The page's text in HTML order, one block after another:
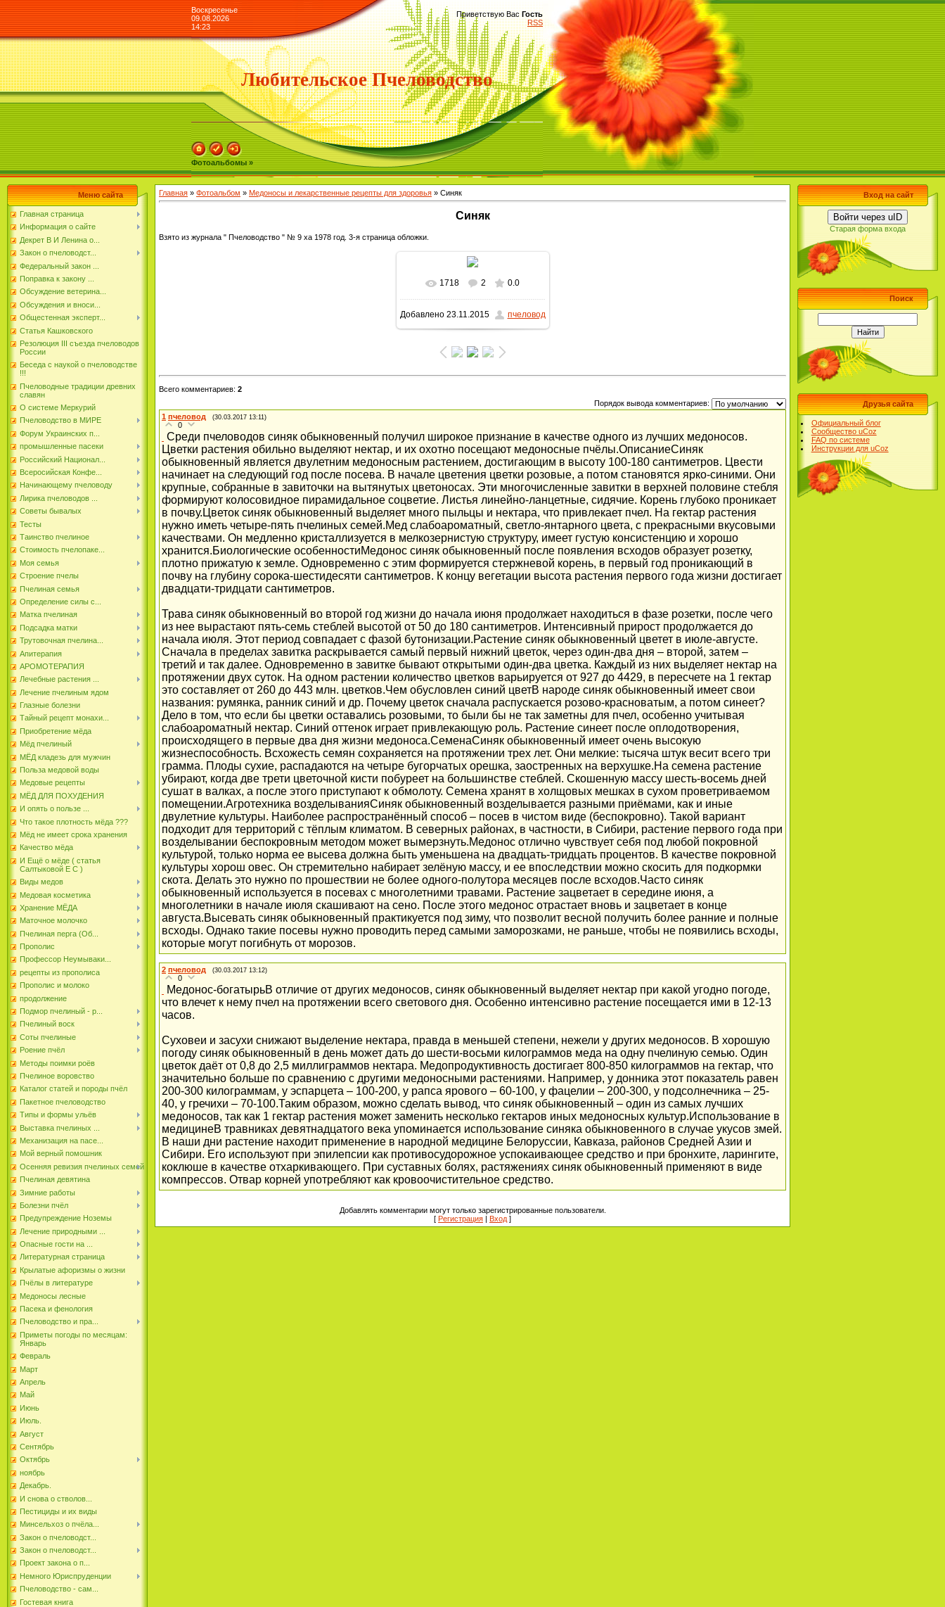
Воскресенье
09.08.2026
14:23
Приветствую Вас Гость
RSS
Любительское Пчеловодство
Фотоальбомы »
Меню сайта
Главная страница
Информация о сайте
Декрет В И Ленина о...
Закон о пчеловодст...
Федеральный закон ...
Поправка к закону ...
Обсуждение ветерина...
Обсуждения и вноси...
Общестенная эксперт...
Статья Кашковского
Резолюция III съезда пчеловодов
России
Беседа с наукой о пчеловодстве
!!!
Пчеловодные традиции древних
славян
О системе Меркурий
Пчеловодство в МИРЕ
Форум Украинских п...
промышленные пасеки
Российский Национал...
Всеросийская Конфе...
Начинающему пчеловоду
Лирика пчеловодов ...
Советы бывалых
Тесты
Таинство пчелиное
Стоимость пчелопаке...
Моя семья
Строение пчелы
Пчелиная семья
Определение силы с...
Матка пчелиная
Подсадка матки
Трутовочная пчелина...
Апитерапия
АРОМОТЕРАПИЯ
Лечебные растения ...
Лечение пчелиным ядом
Глазные болезни
Тайный рецепт монахи...
Приобретение мёда
Мёд пчелиный
МЁД кладезь для мужчин
Польза медовой воды
Медовые рецепты
МЁД ДЛЯ ПОХУДЕНИЯ
И опять о пользе ...
Что такое плотность мёда ???
Мёд не имеет срока хранения
Качество мёда
И Ещё о мёде ( статья
Салтыковой Е С )
Виды медов
Медовая косметика
Хранение МЁДА
Маточное молочко
Пчелиная перга (Об...
Прополис
Профессор Неумываки...
рецепты из прополиса
Прополис и молоко
продолжение
Подмор пчелиный - р...
Пчелиный воск
Соты пчелиные
Роение пчёл
Методы поимки роёв
Пчелиное воровство
Каталог статей и породы пчёл
Пакетное пчеловодство
Типы и формы ульёв
Выставка пчелиных ...
Механизация на пасе...
Мой верный помошник
Осенняя ревизия пчелиных семей
Пчелиная девятина
Зимние работы
Болезни пчёл
Предупреждение Ноземы
Лечение природными ...
Опасные гости на ...
Литературная страница
Крылатые афоризмы о жизни
Пчёлы в литературе
Медоносы лесные
Пасека и фенология
Пчеловодство и пра...
Приметы погоды по месяцам:
Январь
Февраль
Март
Апрель
Май
Июнь
Июль.
Август
Сентябрь
Октябрь
ноябрь
Декабрь.
И снова о стволов...
Пестициды и их виды
Минсельхоз о пчёла...
Закон о пчеловодст...
Закон о пчеловодст...
Проект закона о п...
Немного Юриспруденции
Пчеловодство - сам...
Гостевая книга
Главная » Фотоальбом » Медоносы и лекарственные рецепты для здоровья » Синяк
Синяк
Взято из журнала " Пчеловодство " № 9 ха 1978 год. 3-я страница обложки.
В реальном размере
1270x1600/ 585.9Kb
1718 2 0.0
Добавлено23.11.2015 пчеловод
Всего комментариев: 2
Порядок вывода комментариев:
1 пчеловод (30.03.2017 13:11)
0
Среди пчеловодов синяк обыкновенный получил широкое признание в качестве одного из лучших медоносов.
Цветки растения обильно выделяют нектар, и их охотно посещают медоносные пчёлы.ОписаниеСиняк
обыкновенный является двулетним медоносным растением, достигающим в высоту 100-180 сантиметров. Цвести
начинает на следующий год после посева. В начале цветения цветки розовые, а потом становятся ярко-синими. Они
крупные, собранные в завиточки на вытянутых цветоносах. Эти многочисленные завитки в верхней половине стебля
формируют колосовидное пирамидальное соцветие. Листья линейно-ланцетные, сидячие. Корень глубоко проникает
в почву.Цветок синяк обыкновенный выделяет много пыльцы и нектара, что привлекает пчел. На гектар растения
нужно иметь четыре-пять пчелиных семей.Мед слабоароматный, светло-янтарного цвета, с прекрасными вкусовыми
качествами. Он медленно кристаллизуется в мелкозернистую структуру, имеет густую консистенцию и хорошо
хранится.Биологические особенностиМедонос синяк обыкновенный после появления всходов образует розетку,
плотно прижатую к земле. Одновременно с этим формируется стержневой корень, в первый год проникающий в
почву на глубину сорока-шестидесяти сантиметров. К концу вегетации высота растения первого года жизни достигает
двадцати-тридцати сантиметров.
Трава синяк обыкновенный во второй год жизни до начала июня продолжает находиться в фазе розетки, после чего
из нее вырастают пять-семь стеблей высотой от 50 до 180 сантиметров. Интенсивный прирост продолжается до
начала июля. Этот период совпадает с фазой бутонизации.Растение синяк обыкновенный цветет в июле-августе.
Сначала в пределах завитка раскрывается самый первый нижний цветок, через один-два дня – второй, затем –
третий и так далее. Одновременно в завитке бывают открытыми один-два цветка. Каждый из них выделяет нектар на
протяжении двух суток. На одном растении количество цветков варьируется от 927 до 4429, в пересчете на 1 гектар
это составляет от 260 до 443 млн. цветков.Чем обусловлен синий цветВ народе синяк обыкновенный имеет свои
названия: румянка, ранник синий и др. Почему цветок сначала распускается розово-красноватым, а потом синеет?
Дело в том, что если бы цветки оставались розовыми, то были бы не так заметны для пчел, особенно учитывая
слабоароматный нектар. Синий оттенок играет привлекающую роль. Растение синеет после оплодотворения,
происходящего в первые два дня жизни медоноса.СеменаСиняк обыкновенный имеет очень высокую
жизнеспособность. Всхожесть семян сохраняется на протяжении трех лет. Они мелкие: тысяча штук весит всего три
грамма. Плоды сухие, распадаются на четыре бугорчатых орешка, заостренных на верхушке.На семена растение
убирают, когда две трети цветочной кисти побуреет на большинстве стеблей. Скошенную массу шесть-восемь дней
сушат в валках, а после этого приступают к обмолоту. Семена хранят в холщовых мешках в сухом проветриваемом
помещении.Агротехника возделыванияСиняк обыкновенный возделывается разными приёмами, как и иные
двулетние культуры. Наиболее распространённый способ – посев в чистом виде (беспокровно). Такой вариант
подходит для территорий с тёплым климатом. В северных районах, в частности, в Сибири, растение первого года при
возделывании беспокровным методом может вымерзнуть.Медонос отлично чувствует себя под любой покровной
культурой, только норма ее высева должна быть уменьшена на двадцать-тридцать процентов. В качестве покровной
культуры хорош овес. Он стремительно набирает зелёную массу, и ее впоследствии можно скосить для подкормки
скота. Делать это нужно по прошествии не более одного-полутора месяцев после всходов.Часто синяк
обыкновенный используется в посевах с многолетними травами. Растение зацветает в середине июня, а
многолетники в начале июля скашивают на сено. После этого медонос отрастает вновь и зацветает в конце
августа.Высевать синяк обыкновенный практикуется под зиму, что позволит весной получить более ранние и полные
всходы. Однако такие посевы нужно проводить перед самыми заморозками, не раньше, чтобы не появились всходы,
которые могут погибнуть от морозов.
2 пчеловод (30.03.2017 13:12)
0
Медонос-богатырьВ отличие от других медоносов, синяк обыкновенный выделяет нектар при какой угодно погоде,
что влечет к нему пчел на протяжении всего светового дня. Особенно интенсивно растение посещается ими в 12-13
часов.
Суховеи и засухи снижают выделение нектара, правда в меньшей степени, нежели у других медоносов. В хорошую
погоду синяк обыкновенный в день может дать до шести-восьми килограммов меда на одну пчелиную семью. Один
цветок даёт от 0,8 до 2,5 миллиграммов нектара. Медопродуктивность достигает 800-850 килограммов на гектар, что
значительно больше по сравнению с другими медоносными растениями. Например, у донника этот показатель равен
200-300 килограммам, у эспарцета – 100-200, у рапса ярового – 60-100, у фацелии – 200-300, у подсолнечника – 25-
40, у гречихи – 70-100.Таким образом, можно сделать вывод, что синяк обыкновенный – один из самых лучших
медоносов, так как 1 гектар растения может заменить несколько гектаров иных медоносных культур.Использование в
медицинеВ травниках девятнадцатого века упоминается использование синяка обыкновенного в случае укусов змей.
В наши дни растение находит применение в народной медицине Белоруссии, Кавказа, районов Средней Азии и
Сибири. Его используют при эпилепсии как противосудорожное успокаивающее средство и при бронхите, ларингите,
коклюше в качестве отхаркивающего. При суставных болях, растяжениях синяк обыкновенный применяют в виде
компрессов. Отвар корней употребляют как кровоочистительное средство.
Добавлять комментарии могут только зарегистрированные пользователи.
[ Регистрация Вход]
Вход на сайт
Войти через uID
Старая форма входа
Поиск
Друзья сайта
Официальный блог
Сообщество uCoz
FAQ по системе
Инструкции для uCoz